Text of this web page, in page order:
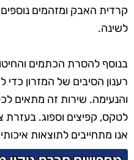
קרדית האבק ומזהמים
לשינה.
בנוסף להסרת הכתמים
רענון הסיבים של המזרון
והנעימה. שירות זה מתאים
לטקס, קפיצים וספוג. בעזרת
אנו מתחייבים לתוצאות
את חייו ומשפר את איכות